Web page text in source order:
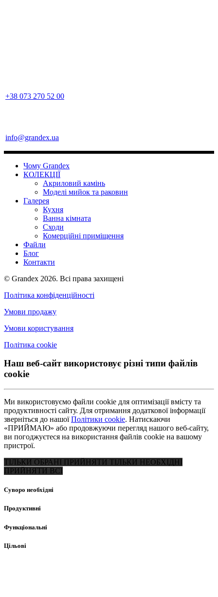
+38 073 270 52 00
info@grandex.ua
Чому Grandex
КОЛЕКЦІЇ
Акриловий камінь
Моделі мийок та раковин
Галерея
Кухня
Ванна кімната
Сходи
Комерційні приміщення
Файли
Блог
Контакти
© Grandex 2026. Всі права захищені
Політика конфіденційності
Умови продажу
Умови користування
Політика cookie
Наш веб-сайт використовує різні типи файлів
cookie
Ми використовуємо файли cookie для оптимізації вмісту та
продуктивності сайту. Для отримання додаткової інформації
зверніться до нашоїПолітики cookie. Натискаючи
«ПРИЙМАЮ» або продовжуючи перегляд нашого веб-сайту,
ви погоджуєтеся на використання файлів cookie на вашому
пристрої.
ТІЛЬКИ ОБРАНІ ПРИЙНЯТИ ТІЛЬКИ НЕОБХІДНІ
ПРИЙНЯТИ ВСІ
Суворо необхідні
Продуктивні
Функціональні
Цільові